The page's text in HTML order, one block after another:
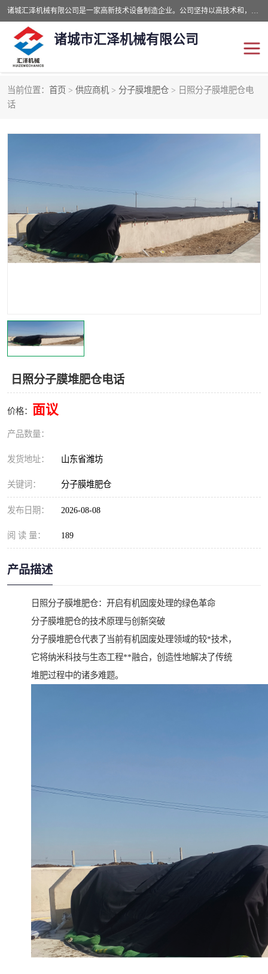
诸城汇泽机械有限公司是一家高新技术设备制造企业。公司坚持以高技术和，高服务于用户，以的环保机械制造设备赢的用户的信赖。现在主要生产死亡畜禽无害化处理和立式和卧式有机肥设备，搅拌机，烘干机，高温发酵机等。污水处理设备，固液分离机。气浮机，化制机等。公司秉承品质，用户至上，科技创新的经营理。
诸城市汇泽机械有限公司
当前位置： 首页 > 供应商机 > 分子膜堆肥仓 > 日照分子膜堆肥仓电
话
日照分子膜堆肥仓电话
价格： 面议
产品数量：
发货地址： 山东省潍坊
关键词： 分子膜堆肥仓
发布日期： 2026-08-08
阅 读 量： 189
产品描述
日照分子膜堆肥仓：开启有机固废处理的绿色革命
分子膜堆肥仓的技术原理与创新突破
分子膜堆肥仓代表了当前有机固废处理领域的较*技术，
它将纳米科技与生态工程**融合，创造性地解决了传统
堆肥过程中的诸多难题。
鸡粪发酵机 有机肥设备
膜式发酵仓 分子膜堆肥仓
分子膜发酵堆肥设备